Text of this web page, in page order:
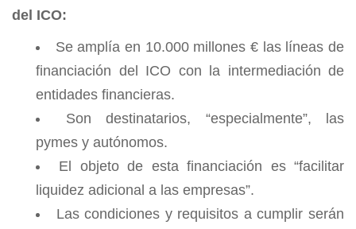
del ICO:
Se amplía en 10.000 millones € las líneas de
financiación del ICO con la intermediación de
entidades financieras.
Son destinatarios, “especialmente”, las
pymes y autónomos.
El objeto de esta financiación es “facilitar
liquidez adicional a las empresas”.
Las condiciones y requisitos a cumplir serán